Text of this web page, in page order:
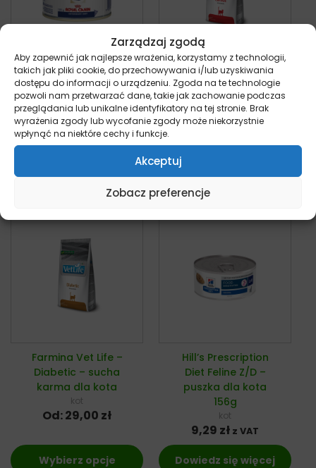
Zarządzaj zgodą
Aby zapewnić jak najlepsze wrażenia, korzystamy z technologii,
takich jak pliki cookie, do przechowywania i/lub uzyskiwania
dostępu do informacji o urządzeniu. Zgoda na te technologie
pozwoli nam przetwarzać dane, takie jak zachowanie podczas
przeglądania lub unikalne identyfikatory na tej stronie. Brak
wyrażenia zgody lub wycofanie zgody może niekorzystnie
wpłynąć na niektóre cechy i funkcje.
Akceptuj
Zobacz preferencje
Royal Canin Renal
dla kota- puszka
kot
8,99zł z VAT
Farmina Vet Life –
Cardiac – sucha
karma dla kota
kot
26,99
Farmina Vet Life –
Diabetic – sucha
karma dla kota
kot
Od:29,00 zł
Wybierz opcje
Hill’s Prescription
Diet Feline Z/D –
puszka dla kota
156g
kot
9,29 zł z VAT
Dowiedz się więcej